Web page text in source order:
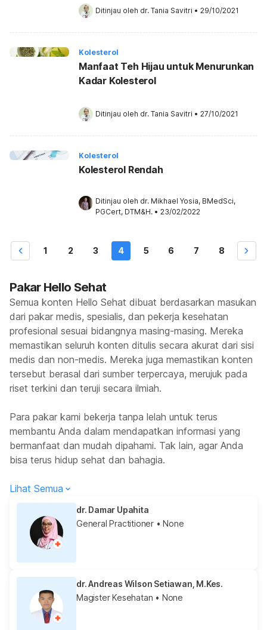
Ditinjau oleh dr. Tania Savitri • 29/10/2021
Kolesterol
Manfaat Teh Hijau untuk Menurunkan
Kadar Kolesterol
Ditinjau oleh dr. Tania Savitri • 27/10/2021
Kolesterol
Kolesterol Rendah
Ditinjau oleh dr. Mikhael Yosia, BMedSci,
PGCert, DTM&H. • 23/02/2022
1 2 3 4 5 6 7 8
Pakar Hello Sehat
Semua konten Hello Sehat dibuat berdasarkan masukan
dari pakar medis, spesialis, dan pekerja kesehatan
profesional sesuai bidangnya masing-masing. Mereka
memastikan seluruh konten ditulis secara akurat dari sisi
medis dan non-medis. Mereka juga memastikan konten
tersebut berasal dari sumber terpercaya, merujuk pada
riset terkini dan teruji secara ilmiah.
Para pakar kami bekerja tanpa lelah untuk terus
membantu Anda dalam mendapatkan informasi yang
bermanfaat dan mudah dipahami. Tak lain, agar Anda
bisa terus hidup sehat dan bahagia.
Lihat Semua
dr. Damar Upahita
General Practitioner • None
dr. Andreas Wilson Setiawan, M.Kes.
Magister Kesehatan • None